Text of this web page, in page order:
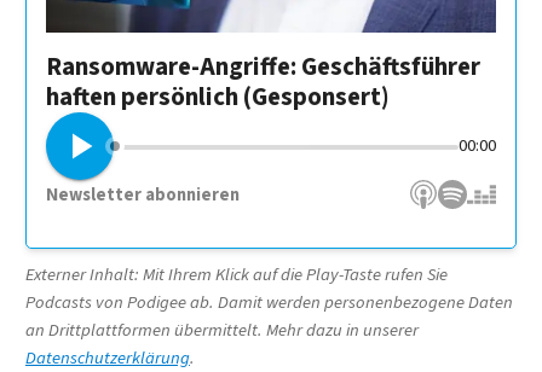
Ransomware-Angriffe: Geschäftsführer
haften persönlich (Gesponsert)
00:00
Newsletter abonnieren
Apple Podcasts SpotifyDeezer
Externer Inhalt: Mit Ihrem Klick auf die Play-Taste rufen Sie
Podcasts von Podigee ab. Damit werden personenbezogene Daten
an Drittplattformen übermittelt. Mehr dazu in unserer
Datenschutzerklärung.